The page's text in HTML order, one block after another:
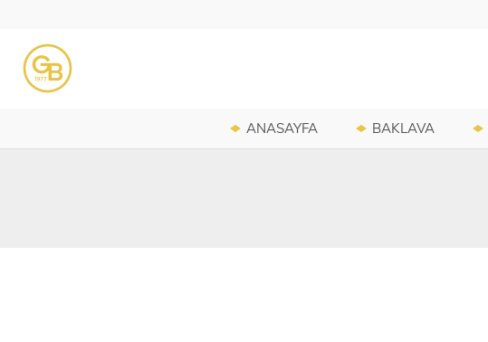
ANASAYFA BAKLAVA